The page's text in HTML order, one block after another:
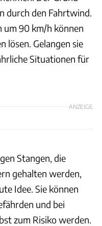
durch den Fahrtwind.
um 90 km/h können
lösen. Gelangen sie
Situationen für
ANZEIGE
Stangen, die
gehalten werden,
Idee. Sie können
und bei
zum Risiko werden.